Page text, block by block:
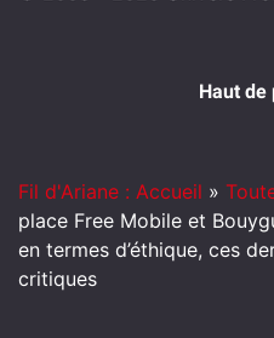
Haut de
Fil d'Ariane : Accueil »
place Free Mobile et
en termes d’éthique, ces
critiques